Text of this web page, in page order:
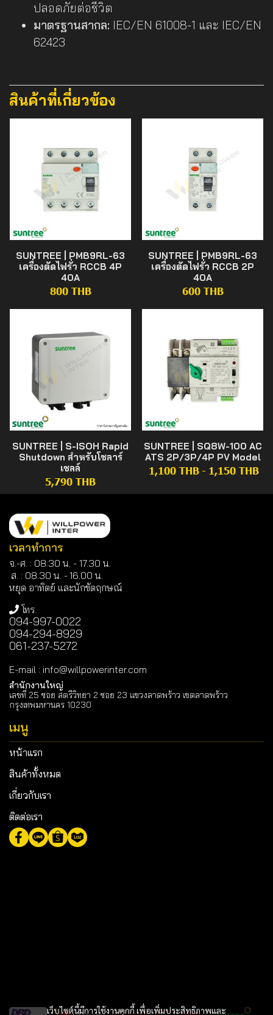
ปลอดภัยต่อชีวิต
มาตรฐานสากล: IEC/EN 61008-1 และ IEC/EN
62423
สินค้าที่เกี่ยวข้อง
SUNTREE | PMB9RL-63
เครื่องตัดไฟรั่ว RCCB 4P
40A
800 THB
SUNTREE | PMB9RL-63
เครื่องตัดไฟรั่ว RCCB 2P
40A
600 THB
SUNTREE | S-ISOH Rapid
Shutdown สำหรับโซลาร์
เซลล์
5,790 THB
SUNTREE | SQ8W-100 AC
ATS 2P/3P/4P PV Model
1,100 THB - 1,150 THB
เว็บไซต์นี้มีการใช้งานคุกกี้ เพื่อเพิ่มประสิทธิภาพและ
เวลาทำการ
จ.-ศ. : 08:30 น. - 17.30 น.
ส. : 08.30 น. -16.00 น.
หยุด อาทิตย์ และนักขัตฤกษณ์
โทร.
094-997-0022
094-294-8929
061-237-5272
E-mail : info@willpowerinter.com
สำนักงานใหญ่
เลขที่ 25 ซอย สตรีวิทยา 2 ซอย 23 แขวงลาดพร้าว เขตลาดพร้าว
กรุงเทพมหานคร 10230
เมนู
หน้าแรก
สินค้าทั้งหมด
เกี่ยวกับเรา
ติดต่อเรา